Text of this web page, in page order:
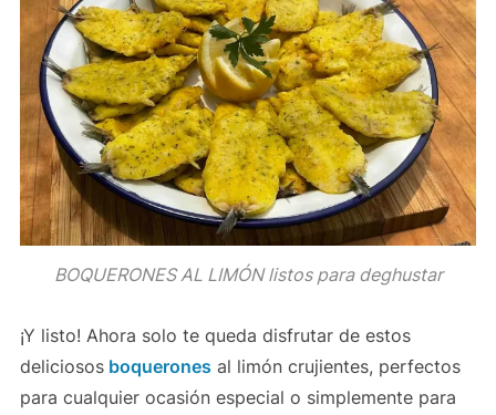
BOQUERONES AL LIMÓN listos para deghustar
¡Y listo! Ahora solo te queda disfrutar de estos
deliciososboquerones al limón crujientes, perfectos
para cualquier ocasión especial o simplemente para